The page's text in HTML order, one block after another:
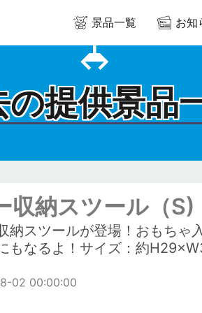
景品一覧 お知
の提供景品
収納スツール（S)
納スツールが登場！おもち
もなるよ！サイズ：約
02 00:00:00